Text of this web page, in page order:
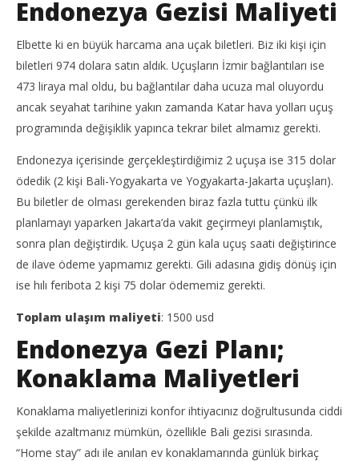
Endonezya Gezisi Maliyeti
Elbette ki en büyük harcama ana uçak biletleri. Biz iki kişi için
biletleri 974 dolara satın aldık. Uçuşların İzmir bağlantıları ise
473 liraya mal oldu, bu bağlantılar daha ucuza mal oluyordu
ancak seyahat tarihine yakın zamanda Katar hava yolları uçuş
programında değişiklik yapınca tekrar bilet almamız gerekti.
Endonezya içerisinde gerçekleştirdiğimiz 2 uçuşa ise 315 dolar
ödedik (2 kişi Bali-Yogyakarta ve Yogyakarta-Jakarta uçuşları).
Bu biletler de olması gerekenden biraz fazla tuttu çünkü ilk
planlamayı yaparken Jakarta’da vakit geçirmeyi planlamıştık,
sonra plan değiştirdik. Uçuşa 2 gün kala uçuş saati değiştirince
de ilave ödeme yapmamız gerekti. Gili adasına gidiş dönüş için
ise hılı feribota 2 kişi 75 dolar ödememiz gerekti.
Toplam ulaşım maliyeti: 1500 usd
Endonezya Gezi Planı;
Konaklama Maliyetleri
Konaklama maliyetlerinizi konfor ihtiyacınız doğrultusunda ciddi
şekilde azaltmanız mümkün, özellikle Bali gezisi sırasında.
“Home stay” adı ile anılan ev konaklamarında günlük birkaç